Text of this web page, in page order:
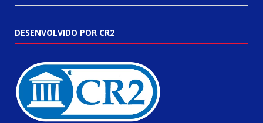
DESENVOLVIDO POR CR2